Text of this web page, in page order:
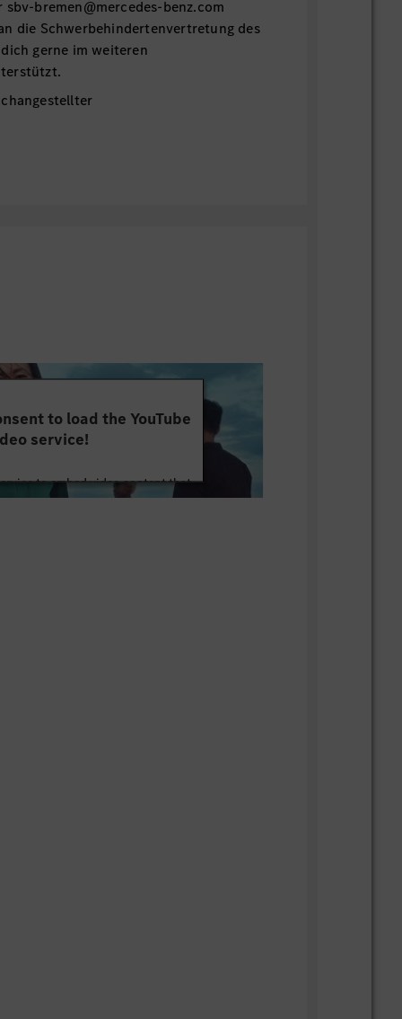
bremen@mercedes-benz.com
die Schwerbehindertenvertretung des
gerne im weiteren
to load the YouTube
service!
to embed video content that
your activity. Please review the